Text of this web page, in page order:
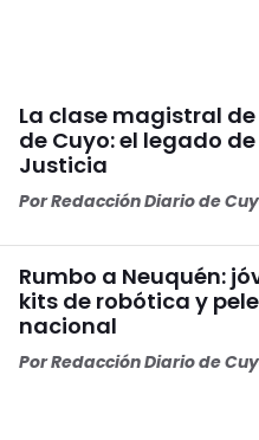
La clase magistral
de Cuyo: el legado
Justicia
PorRedacción Diario de
Rumbo a Neuquén:
kits de robótica y
nacional
PorRedacción Diario de